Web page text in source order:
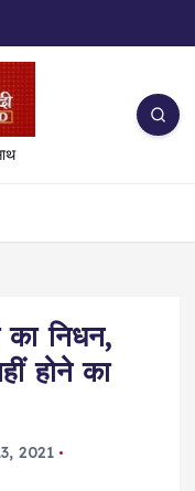
का निधन,
होने का
2021